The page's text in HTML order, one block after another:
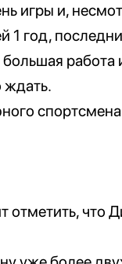
игры и,
1 год,
работа
ждать.
что